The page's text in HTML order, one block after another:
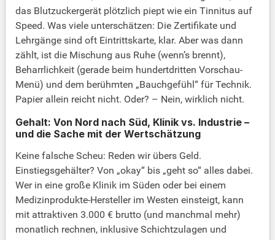
das Blutzuckergerät plötzlich piept wie ein Tinnitus auf
Speed. Was viele unterschätzen: Die Zertifikate und
Lehrgänge sind oft Eintrittskarte, klar. Aber was dann
zählt, ist die Mischung aus Ruhe (wenn’s brennt),
Beharrlichkeit (gerade beim hundertdritten Vorschau-
Menü) und dem berühmten „Bauchgefühl“ für Technik.
Papier allein reicht nicht. Oder? – Nein, wirklich nicht.
Gehalt: Von Nord nach Süd, Klinik vs. Industrie –
und die Sache mit der Wertschätzung
Keine falsche Scheu: Reden wir übers Geld.
Einstiegsgehälter? Von „okay“ bis „geht so“ alles dabei.
Wer in eine große Klinik im Süden oder bei einem
Medizinprodukte-Hersteller im Westen einsteigt, kann
mit attraktiven 3.000 € brutto (und manchmal mehr)
monatlich rechnen, inklusive Schichtzulagen und